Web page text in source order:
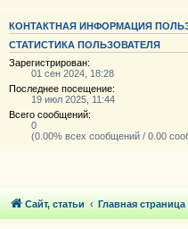
КОНТАКТНАЯ ИНФОРМАЦИЯ
СТАТИСТИКА ПОЛЬЗОВАТЕЛЯ
Зарегистрирован:
01 сен 2024, 18:28
Последнее посещение:
19 июл 2025, 11:44
Всего сообщений:
0
(0.00% всех сообщений / 0.00
Сайт, статьи Главная страница